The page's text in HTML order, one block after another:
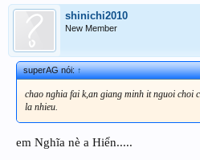
shinichi2010
New Member
superAG nói:↑
chao nghia fai k,an giang minh it nguoi choi
la nhieu.
em Nghĩa nè a Hiển.....